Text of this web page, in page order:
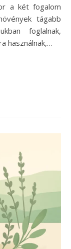
a két fogalom
tágabb
foglalnak,
használnak,…